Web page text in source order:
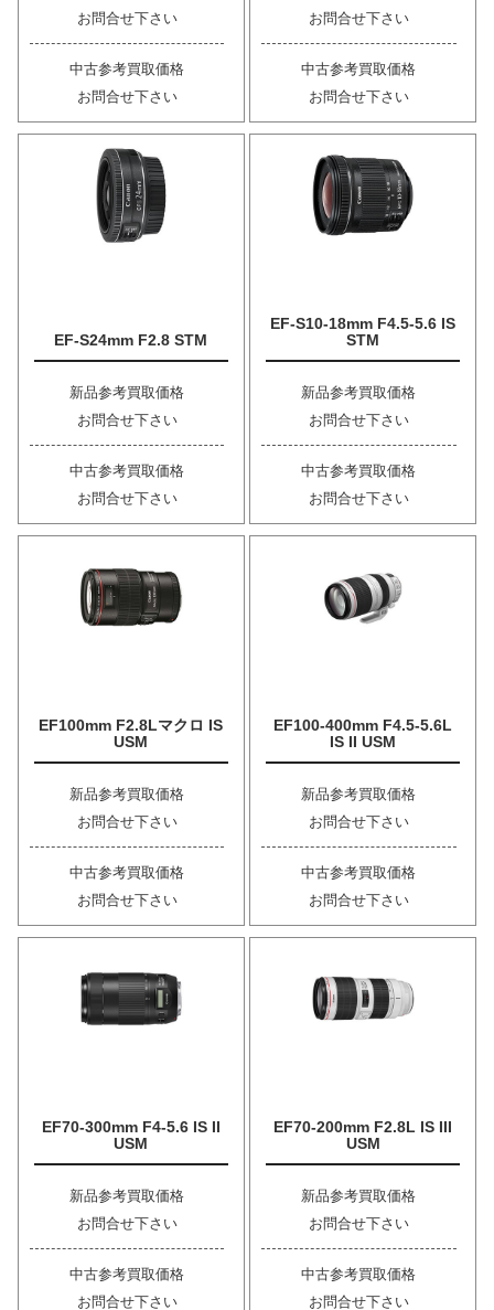
お問合せ下さい
中古参考買取価格
お問合せ下さい
お問合せ下さい
中古参考買取価格
お問合せ下さい
EF-S24mm F2.8 STM
新品参考買取価格
お問合せ下さい
中古参考買取価格
お問合せ下さい
EF-S10-18mm F4.5-5.6 IS
STM
新品参考買取価格
お問合せ下さい
中古参考買取価格
お問合せ下さい
EF100mm F2.8Lマクロ IS
USM
新品参考買取価格
お問合せ下さい
中古参考買取価格
お問合せ下さい
EF100-400mm F4.5-5.6L
IS II USM
新品参考買取価格
お問合せ下さい
中古参考買取価格
お問合せ下さい
EF70-300mm F4-5.6 IS II
USM
新品参考買取価格
お問合せ下さい
中古参考買取価格
お問合せ下さい
EF70-200mm F2.8L IS III
USM
新品参考買取価格
お問合せ下さい
中古参考買取価格
お問合せ下さい